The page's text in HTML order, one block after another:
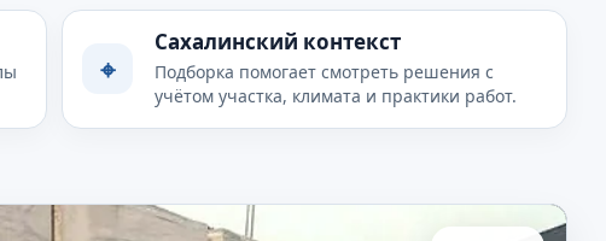
⌖
Сахалинский контекст
Подборка помогает смотреть решения с
учётом участка, климата и практики работ.